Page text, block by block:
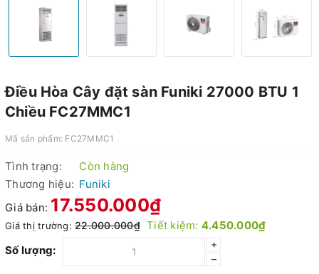
Điều Hòa Cây đặt sàn Funiki 27000 BTU 1
Chiều FC27MMC1
Mã sản phẩm: FC27MMC1
Tình trạng:
Còn hàng
Thương hiệu: Funiki
Giá bán: 17.550.000₫
Giá thị trường: 22.000.000₫ Tiết kiệm: 4.450.000₫
Số lượng:
+
–